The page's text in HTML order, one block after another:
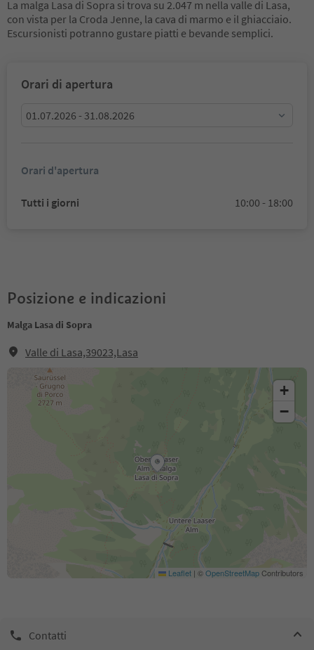
La malga Lasa di Sopra si trova su 2.047 m nella valle di Lasa,
con vista per la Croda Jenne, la cava di marmo e il ghiacciaio.
Escursionisti potranno gustare piatti e bevande semplici.
Orari di apertura
01.07.2026 - 31.08.2026
Orari d'apertura
Tutti i giorni 10:00 - 18:00
Posizione e indicazioni
Malga Lasa di Sopra
Valle di Lasa,39023,Lasa
+
−
Leaflet | ©OpenStreetMapContributors
Contatti